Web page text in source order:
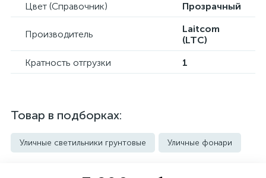
Цвет (Справочник)
Прозрачный
Производитель
Laitcom
(LTC)
Кратность отгрузки
1
Товар в подборках:
Уличные светильники грунтовые Уличные фонари